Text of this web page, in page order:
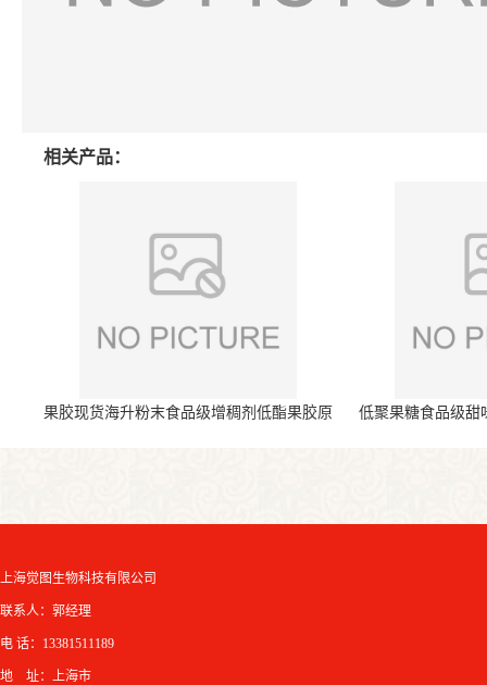
相关产品：
果胶现货海升粉末食品级增稠剂低酯果胶原
低聚果糖食品级甜
上海觉图生物科技有限公司
联系人：郭经理
电 话：13381511189
地 址：上海市